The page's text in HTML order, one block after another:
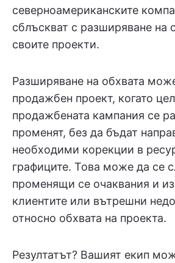
северноамериканските
сблъскват с разширяване на
своите проекти.
Разширяване на обхвата
продажбен проект, когато
продажбената кампания се
променят, без да бъдат
необходими корекции в
графиците. Това може да се
променящи се очаквания и
клиентите или вътрешни
относно обхвата на проекта.
Резултатът? Вашият екип